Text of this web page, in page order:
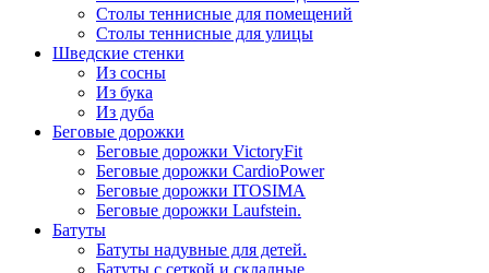
Столы теннисные для помещений
Столы теннисные для улицы
Шведские стенки
Из сосны
Из бука
Из дуба
Беговые дорожки
Беговые дорожки VictoryFit
Беговые дорожки CardioPower
Беговые дорожки ITOSIMA
Беговые дорожки Laufstein.
Батуты
Батуты надувные для детей.
Батуты с сеткой и складные.